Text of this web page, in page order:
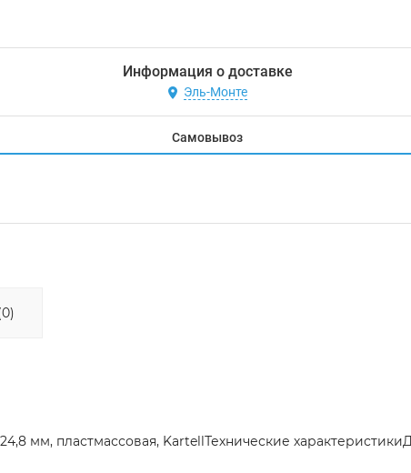
Информация о доставке
Эль-Монте
Самовывоз
мм, пластмассовая, KartellТехнические